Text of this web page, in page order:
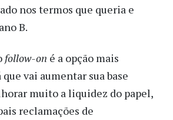
nos termos que queria e
B.
follow-on é a opção mais
vai aumentar sua base
muito a liquidez do papel,
reclamações de